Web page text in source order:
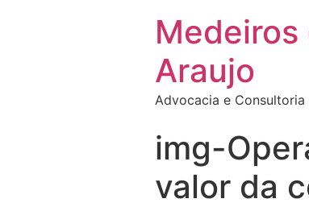
Medeiros
Araujo
Advocacia e Consultoria
img-
valor da